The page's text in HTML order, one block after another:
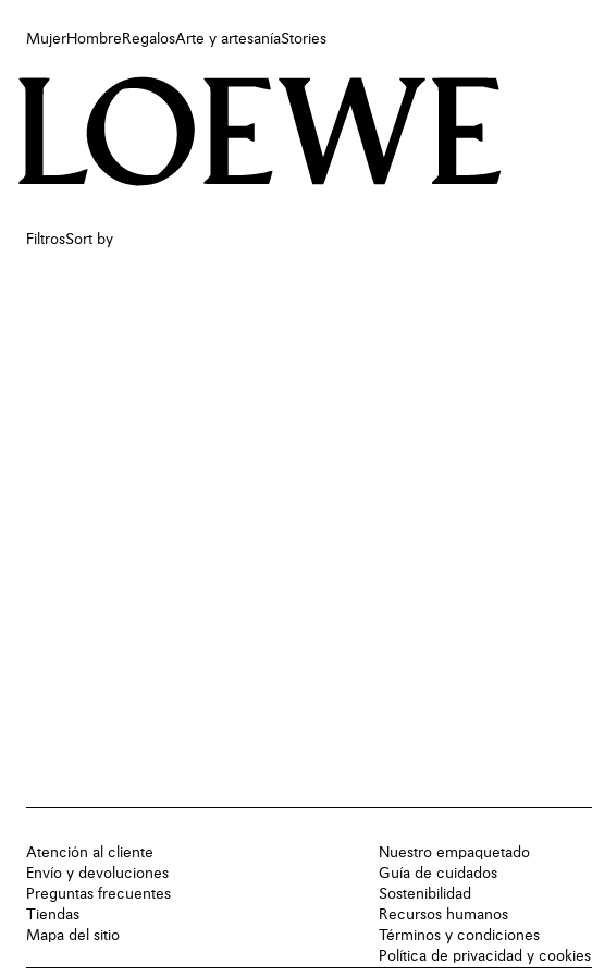
MujerHombre RegalosArte y artesaníaStories
Mujer
Arte y artesanía
FiltrosSort by
Atención al cliente
Envío y devoluciones
Preguntas frecuentes
Tiendas
Mapa del sitio
Nuestro empaquetado
Guía de cuidados
Sostenibilidad
Recursos humanos
Términos y condiciones
Política de privacidad y cookies